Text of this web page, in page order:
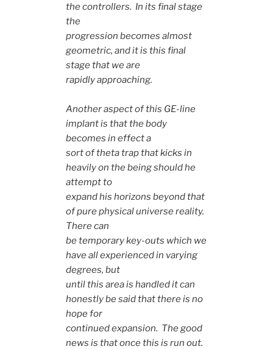
the controllers. In its final stage
the
progression becomes almost
geometric, and it is this final
stage that we are
rapidly approaching.
Another aspect of this GE-line
implant is that the body
becomes in effect a
sort of theta trap that kicks in
heavily on the being should he
attempt to
expand his horizons beyond that
of pure physical universe reality.
There can
be temporary key-outs which we
have all experienced in varying
degrees, but
until this area is handled it can
honestly be said that there is no
hope for
continued expansion. The good
news is that once this is run out.